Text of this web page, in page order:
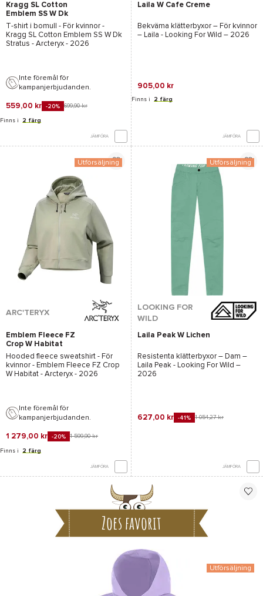
Kragg SL Cotton
Emblem SS W Dk
Stratus
T-shirt i bomull - För kvinnor -
Kragg SL Cotton Emblem SS W Dk
Stratus - Arcteryx - 2026
Inte föremål för
kampanjerbjudanden.
559,00 kr -20% 699,90 kr
Finns i 2 färg
JÄMFÖRA
Laila W Cafe Creme
Bekväma klätterbyxor – För kvinnor
– Laila - Looking For Wild – 2026
905,00 kr
Finns i 2 färg
JÄMFÖRA
Utförsäljning
ARC'TERYX
Emblem Fleece FZ
Crop W Habitat
Hooded fleece sweatshirt - För
kvinnor - Emblem Fleece FZ Crop
W Habitat - Arcteryx - 2026
Inte föremål för
kampanjerbjudanden.
1 279,00 kr -20% 1 599,90 kr
Finns i 2 färg
JÄMFÖRA
Utförsäljning
LOOKING FOR
WILD
Laila Peak W Lichen
Resistenta klätterbyxor – Dam –
Laila Peak - Looking For Wild –
2026
627,00 kr -41% 1 054,27 kr
JÄMFÖRA
Zoes favorit
Utförsäljning